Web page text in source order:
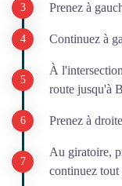
Prenez à
Continuez à
À
route jusqu'à
Prenez à
Au giratoire,
continuez